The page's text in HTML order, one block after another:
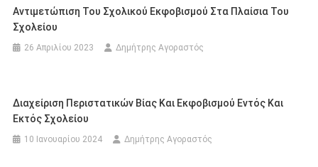
Αντιμετώπιση Του Σχολικού Εκφοβισμού Στα Πλαίσια Του
Σχολείου
26 Απριλίου 2023 Δημήτρης Αγοραστός
Διαχείριση Περιστατικών Βίας Και Εκφοβισμού Εντός Και
Εκτός Σχολείου
10 Ιανουαρίου 2024 Δημήτρης Αγοραστός